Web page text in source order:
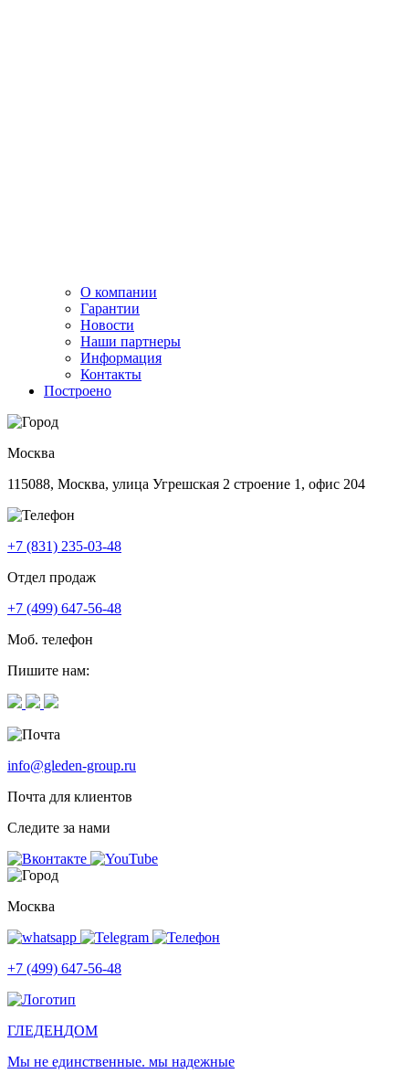
О компании
Гарантии
Новости
Наши партнеры
Информация
Контакты
Построено
Москва
115088, Москва, улица Угрешская 2 строение 1, офис 204
+7 (831) 235-03-48
Отдел продаж
+7 (499) 647-56-48
Моб. телефон
Пишите нам:
info@gleden-group.ru
Почта для клиентов
Следите за нами
Москва
+7 (499) 647-56-48
ГЛЕДЕНДОМ
Мы не единственные. мы надежные